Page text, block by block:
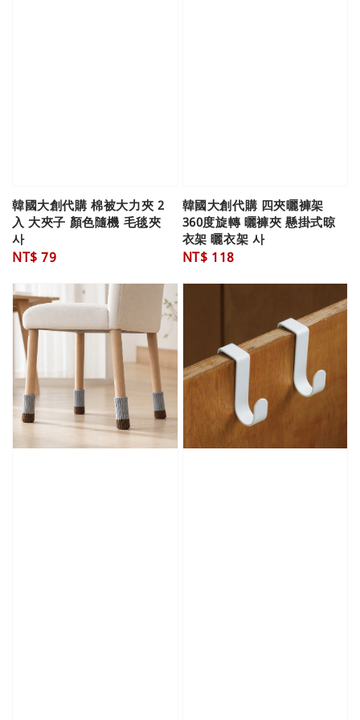
韓國大創代購 棉被大力夾 2
入 大夾子 顏色隨機 毛毯夾
사
Regular
NT$ 79
韓國大創代購 四夾曬褲架
360度旋轉 曬褲夾 懸掛式晾
衣架 曬衣架 사
Regular
NT$ 118